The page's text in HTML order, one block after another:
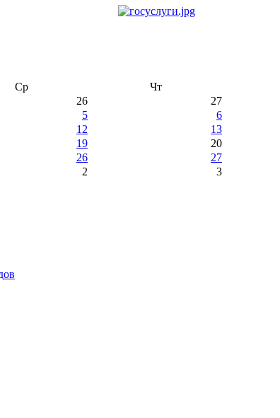
Ср Чт
26 27
5 6
12 13
19 20
26 27
2 3